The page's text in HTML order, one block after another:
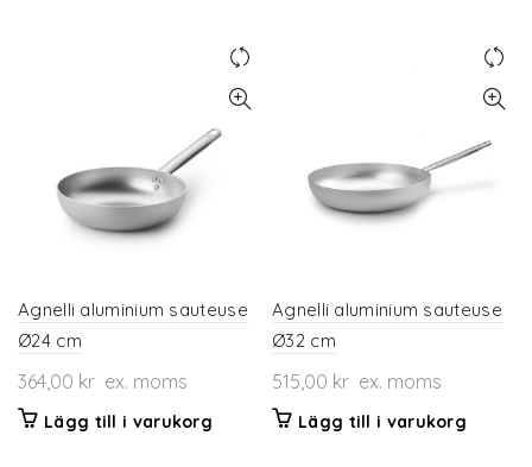
Agnelli aluminium sauteuse
Ø24 cm
364,00 kr ex. moms
Lägg till i varukorg
Agnelli aluminium sauteuse
Ø32 cm
515,00 kr ex. moms
Lägg till i varukorg